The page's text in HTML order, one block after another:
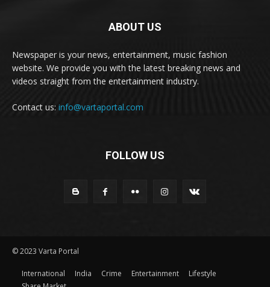
ABOUT US
Newspaper is your news, entertainment, music fashion
website. We provide you with the latest breaking news and
videos straight from the entertainment industry.
Contact us: info@vartaportal.com
FOLLOW US
© 2023 Varta Portal
International India Crime Entertainment
Lifestyle